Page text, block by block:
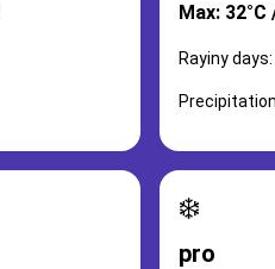
Max: 32°C
Rayiny days:
❄️
pro